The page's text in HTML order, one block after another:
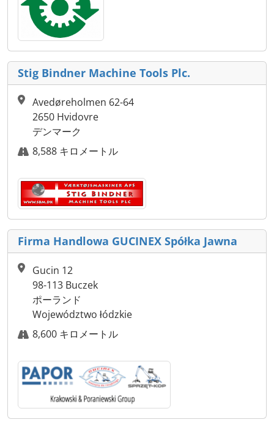
Stig Bindner Machine Tools Plc.
Avedøreholmen 62-64
2650 Hvidovre
デンマーク
8,588 キロメートル
Firma Handlowa GUCINEX Spółka Jawna
Gucin 12
98-113 Buczek
ポーランド
Województwo łódzkie
8,600 キロメートル